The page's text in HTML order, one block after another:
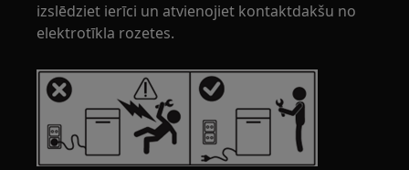
izslēdziet ierīci un atvienojiet kontaktdakšu no
elektrotīkla rozetes.